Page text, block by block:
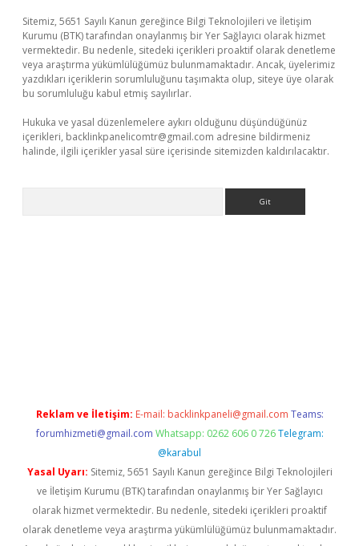
Sitemiz, 5651 Sayılı Kanun gereğince Bilgi Teknolojileri ve İletişim
Kurumu (BTK) tarafından onaylanmış bir Yer Sağlayıcı olarak hizmet
vermektedir. Bu nedenle, sitedeki içerikleri proaktif olarak denetleme
veya araştırma yükümlülüğümüz bulunmamaktadır. Ancak, üyelerimiz
yazdıkları içeriklerin sorumluluğunu taşımakta olup, siteye üye olarak
bu sorumluluğu kabul etmiş sayılırlar.
Hukuka ve yasal düzenlemelere aykırı olduğunu düşündüğünüz
içerikleri, backlinkpanelicomtr@gmail.com adresine bildirmeniz
halinde, ilgili içerikler yasal süre içerisinde sitemizden kaldırılacaktır.
Reklam ve İletişim: E-mail: backlinkpaneli@gmail.com Teams:
forumhizmeti@gmail.com Whatsapp: 0262 606 0 726 Telegram:
@karabul
Yasal Uyarı: Sitemiz, 5651 Sayılı Kanun gereğince Bilgi Teknolojileri
ve İletişim Kurumu (BTK) tarafından onaylanmış bir Yer Sağlayıcı
olarak hizmet vermektedir. Bu nedenle, sitedeki içerikleri proaktif
olarak denetleme veya araştırma yükümlülüğümüz bulunmamaktadır.